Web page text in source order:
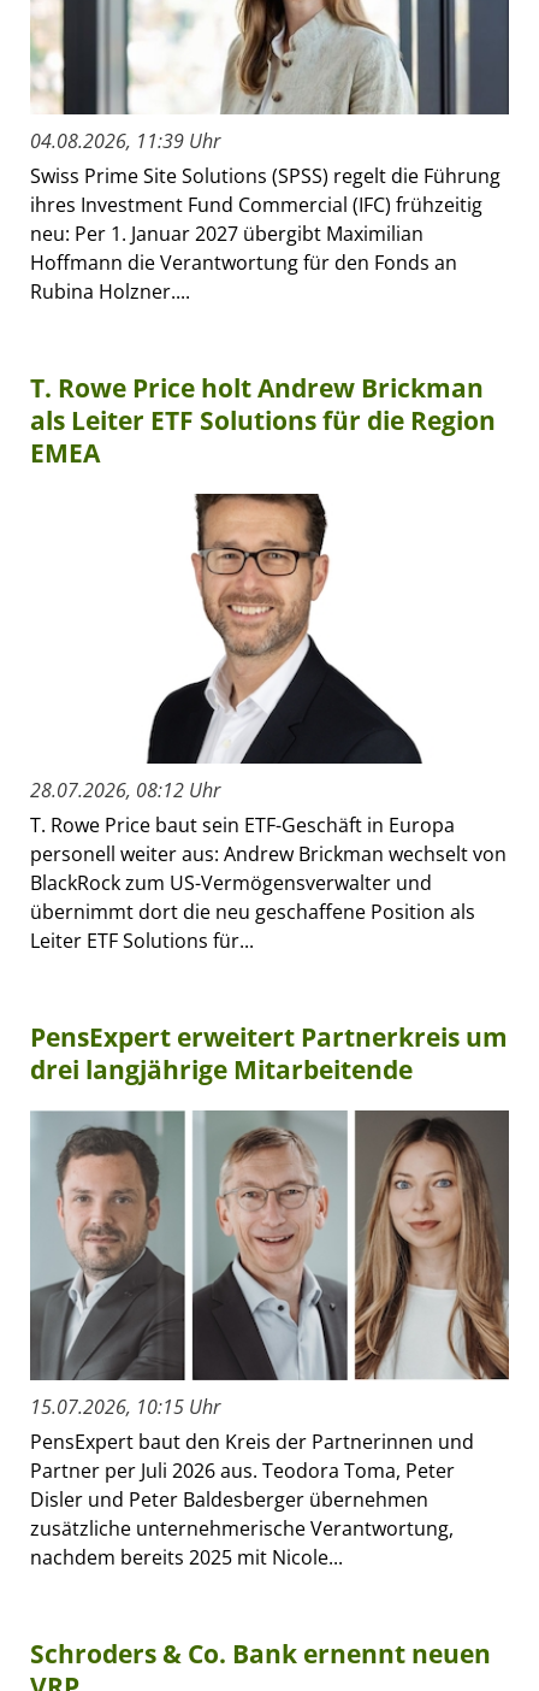
04.08.2026, 11:39 Uhr
Swiss Prime Site Solutions (SPSS) regelt die Führung
ihres Investment Fund Commercial (IFC) frühzeitig
neu: Per 1. Januar 2027 übergibt Maximilian
Hoffmann die Verantwortung für den Fonds an
Rubina Holzner....
T. Rowe Price holt Andrew Brickman
als Leiter ETF Solutions für die Region
EMEA
28.07.2026, 08:12 Uhr
T. Rowe Price baut sein ETF-Geschäft in Europa
personell weiter aus: Andrew Brickman wechselt von
BlackRock zum US-Vermögensverwalter und
übernimmt dort die neu geschaffene Position als
Leiter ETF Solutions für...
PensExpert erweitert Partnerkreis um
drei langjährige Mitarbeitende
15.07.2026, 10:15 Uhr
PensExpert baut den Kreis der Partnerinnen und
Partner per Juli 2026 aus. Teodora Toma, Peter
Disler und Peter Baldesberger übernehmen
zusätzliche unternehmerische Verantwortung,
nachdem bereits 2025 mit Nicole...
Schroders & Co. Bank ernennt neuen